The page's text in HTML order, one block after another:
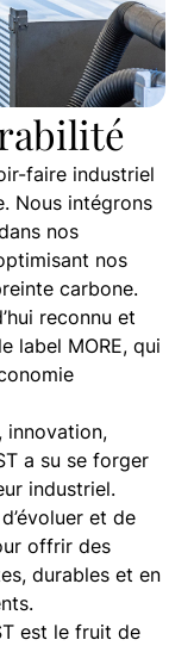
faire industriel
Nous intégrons
nos
nos
carbone.
reconnu et
label MORE, qui
innovation,
a su se forger
industriel.
et de
offrir des
durables et en
est le fruit de